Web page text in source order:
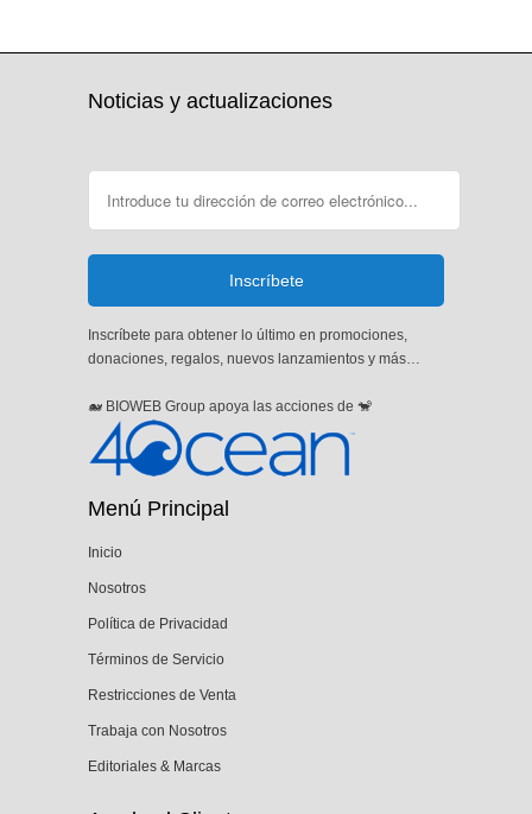
Noticias y actualizaciones
Inscríbete para obtener lo último en promociones,
donaciones, regalos, nuevos lanzamientos y más…
🐋 BIOWEB Group apoya las acciones de 🐒
Menú Principal
Inicio
Nosotros
Política de Privacidad
Términos de Servicio
Restricciones de Venta
Trabaja con Nosotros
Editoriales & Marcas